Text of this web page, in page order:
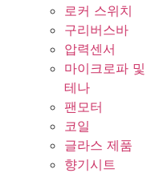
로커 스위치
구리버스바
압력센서
마이크로파
테나
팬모터
코일
글라스 제품
향기시트